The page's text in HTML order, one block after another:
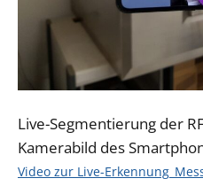
Live-Segmentierung der
Kamerabild des
Video zur Live-